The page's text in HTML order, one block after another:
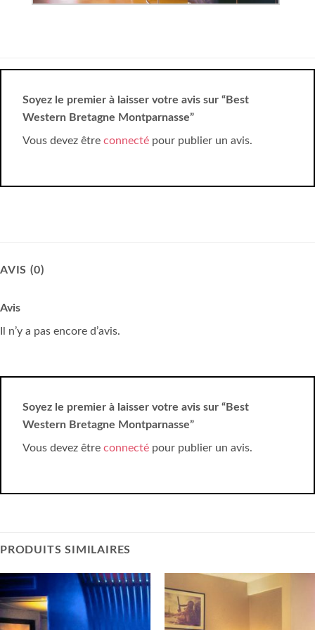
Soyez le premier à laisser votre avis sur “Best
Western Bretagne Montparnasse”
Vous devez être connecté pour publier un avis.
AVIS (0)
Avis
Il n’y a pas encore d’avis.
Soyez le premier à laisser votre avis sur “Best
Western Bretagne Montparnasse”
Vous devez être connecté pour publier un avis.
PRODUITS SIMILAIRES